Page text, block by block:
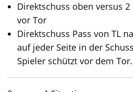
Direktschuss oben versus 2
vor Tor
Direktschuss Pass von TL
auf jeder Seite in der
Spieler schützt vor dem Tor.